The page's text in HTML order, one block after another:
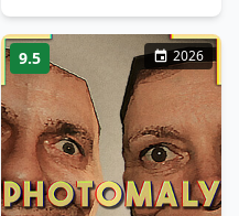
9.5 2026